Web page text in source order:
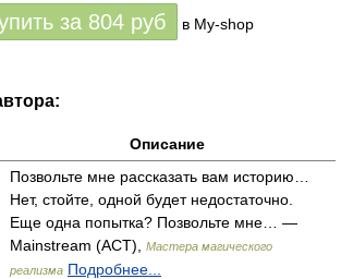
за 804 руб в My-shop
Описание
Позвольте мне рассказать вам историю…
Нет, стойте, одной будет недостаточно.
Еще одна попытка? Позвольте мне… —
Mainstream (АСТ),
Мастера магического
реализма Подробнее...